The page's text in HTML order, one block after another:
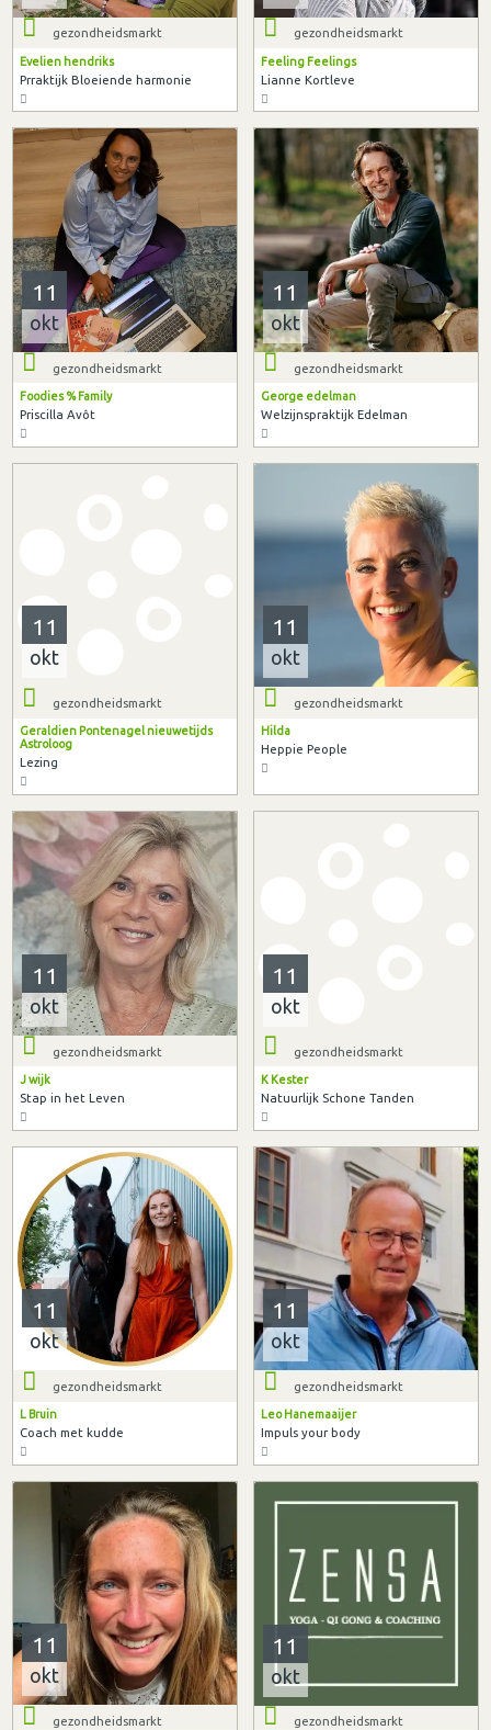
gezondheidsmarkt
Evelien hendriks
Prraktijk Bloeiende harmonie
gezondheidsmarkt
Feeling Feelings
Lianne Kortleve
11
okt
gezondheidsmarkt
Foodies % Family
Priscilla Avôt
11
okt
gezondheidsmarkt
George edelman
Welzijnspraktijk Edelman
11
okt
gezondheidsmarkt
Geraldien Pontenagel nieuwetijds
Astroloog
Lezing
11
okt
gezondheidsmarkt
Hilda
Heppie People
11
okt
gezondheidsmarkt
J wijk
Stap in het Leven
11
okt
gezondheidsmarkt
K Kester
Natuurlijk Schone Tanden
11
okt
gezondheidsmarkt
L Bruin
Coach met kudde
11
okt
gezondheidsmarkt
Leo Hanemaaijer
Impuls your body
11
okt
gezondheidsmarkt
11
okt
gezondheidsmarkt